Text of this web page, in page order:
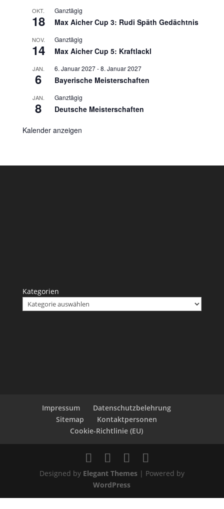
OKT.
18
Ganztägig
Max Aicher Cup 3: Rudi Späth Gedächtnis
NOV.
14
Ganztägig
Max Aicher Cup 5: Kraftlackl
JAN.
6
6. Januar 2027-8. Januar 2027
Bayerische Meisterschaften
JAN.
8
Ganztägig
Deutsche Meisterschaften
Kalender anzeigen
Kategorien
Impressum
Datenschutzbelehrung
Sitemap
Kontaktpersonen
Cookie-Richtlinie (EU)
Designed by Elegant Themes| Powered by
WordPress